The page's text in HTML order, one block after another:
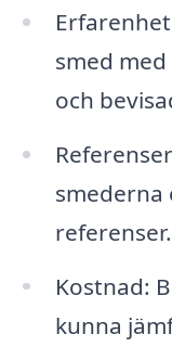
smed
och
smederna
referenser.
Kostnad:
kunna